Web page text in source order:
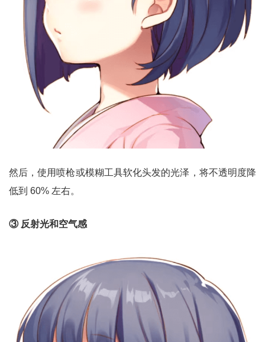
然后，使用喷枪或模糊工具软化头发的光泽，将不透明度降
低到 60% 左右。
③ 反射光和空气感